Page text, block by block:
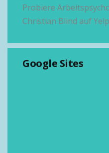
Probiere
Christian Blind auf
Google Sites